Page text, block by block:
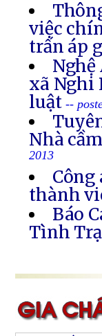
việc
trấn áp
Nghệ
xã Nghi
luật--
Nhà
2013
thành
Báo
Tình